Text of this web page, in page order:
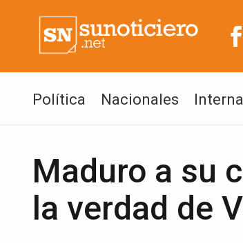
Política Nacionales
Maduro a su
la verdad de